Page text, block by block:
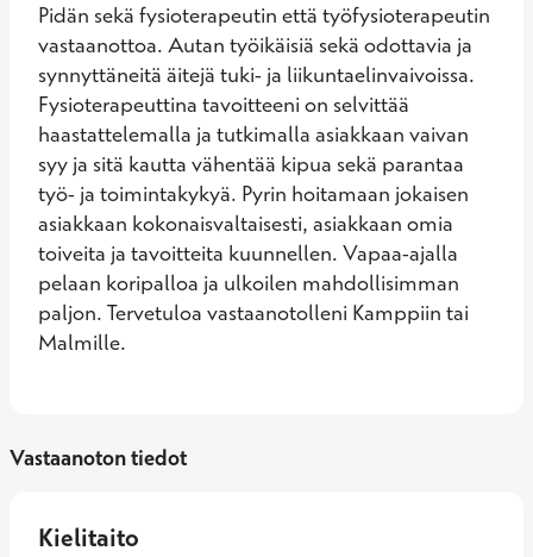
Pidän sekä fysioterapeutin että työfysioterapeutin
vastaanottoa. Autan työikäisiä sekä odottavia ja
synnyttäneitä äitejä tuki- ja liikuntaelinvaivoissa.
Fysioterapeuttina tavoitteeni on selvittää
haastattelemalla ja tutkimalla asiakkaan vaivan
syy ja sitä kautta vähentää kipua sekä parantaa
työ- ja toimintakykyä. Pyrin hoitamaan jokaisen
asiakkaan kokonaisvaltaisesti, asiakkaan omia
toiveita ja tavoitteita kuunnellen. Vapaa-ajalla
pelaan koripalloa ja ulkoilen mahdollisimman
paljon. Tervetuloa vastaanotolleni Kamppiin tai
Malmille.
Vastaanoton tiedot
Kielitaito